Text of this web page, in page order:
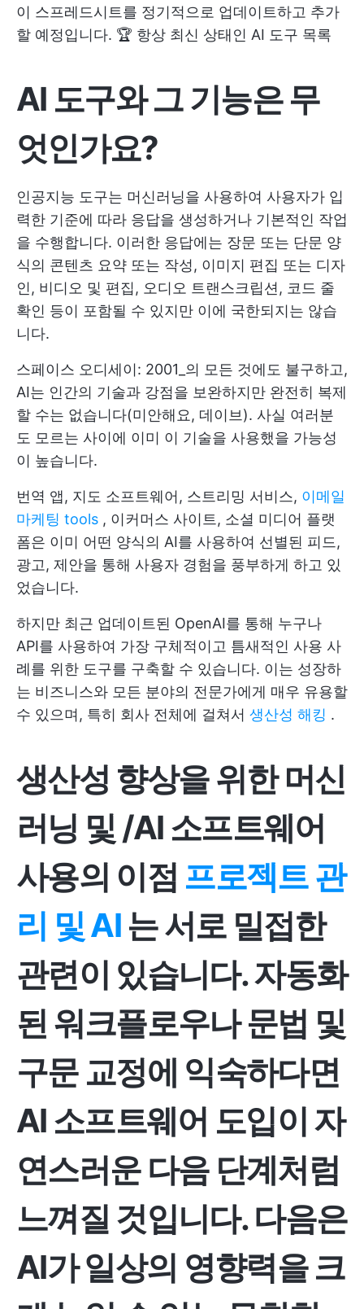
이 스프레드시트를 정기적으로 업데이트하고 추가
할 예정입니다. 🏆 항상 최신 상태인 AI 도구 목록
AI 도구와 그 기능은 무
엇인가요?
인공지능 도구는 머신러닝을 사용하여 사용자가 입
력한 기준에 따라 응답을 생성하거나 기본적인 작업
을 수행합니다. 이러한 응답에는 장문 또는 단문 양
식의 콘텐츠 요약 또는 작성, 이미지 편집 또는 디자
인, 비디오 및 편집, 오디오 트랜스크립션, 코드 줄
확인 등이 포함될 수 있지만 이에 국한되지는 않습
니다.
스페이스 오디세이: 2001_의 모든 것에도 불구하고,
AI는 인간의 기술과 강점을 보완하지만 완전히 복제
할 수는 없습니다(미안해요, 데이브). 사실 여러분
도 모르는 사이에 이미 이 기술을 사용했을 가능성
이 높습니다.
번역 앱, 지도 소프트웨어, 스트리밍 서비스, 이메일
마케팅 tools , 이커머스 사이트, 소셜 미디어 플랫
폼은 이미 어떤 양식의 AI를 사용하여 선별된 피드,
광고, 제안을 통해 사용자 경험을 풍부하게 하고 있
었습니다.
하지만 최근 업데이트된 OpenAI를 통해 누구나
API를 사용하여 가장 구체적이고 틈새적인 사용 사
례를 위한 도구를 구축할 수 있습니다. 이는 성장하
는 비즈니스와 모든 분야의 전문가에게 매우 유용할
수 있으며, 특히 회사 전체에 걸쳐서 생산성 해킹 .
생산성 향상을 위한 머신
러닝 및 /AI 소프트웨어
사용의 이점 프로젝트 관
리 및 AI는 서로 밀접한
관련이 있습니다. 자동화
된 워크플로우나 문법 및
구문 교정에 익숙하다면
AI 소프트웨어 도입이 자
연스러운 다음 단계처럼
느껴질 것입니다. 다음은
AI가 일상의 영향력을 크